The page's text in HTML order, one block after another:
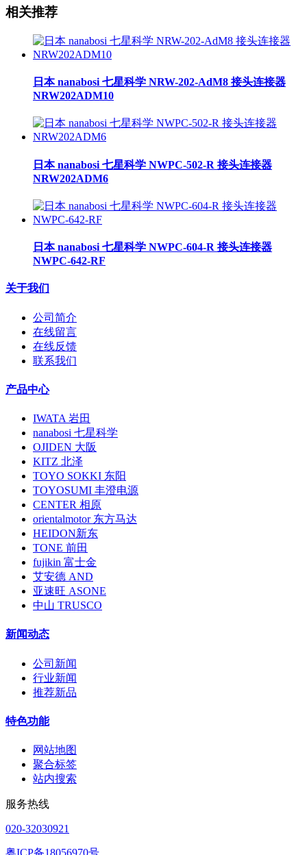
相关推荐
日本 nanabosi 七星科学 NRW-202-AdM8 接头连接器
NRW202ADM10
日本 nanabosi 七星科学 NWPC-502-R 接头连接器
NRW202ADM6
日本 nanabosi 七星科学 NWPC-604-R 接头连接器
NWPC-642-RF
关于我们
公司简介
在线留言
在线反馈
联系我们
产品中心
IWATA 岩田
nanabosi 七星科学
OJIDEN 大阪
KITZ 北泽
TOYO SOKKI 东阳
TOYOSUMI 丰澄电源
CENTER 相原
orientalmotor 东方马达
HEIDON新东
TONE 前田
fujikin 富士金
艾安德 AND
亚速旺 ASONE
中山 TRUSCO
新闻动态
公司新闻
行业新闻
推荐新品
特色功能
网站地图
聚合标签
站内搜索
服务热线
020-32030921